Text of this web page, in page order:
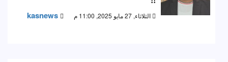
الثلاثاء, 27 مايو 2025, 11:00 م kasnews